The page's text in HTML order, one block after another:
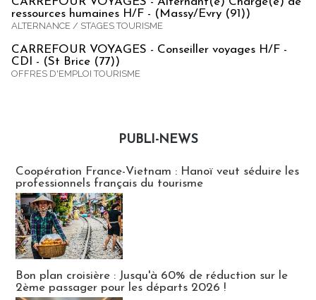
ressources humaines H/F - (Massy/Evry (91))
ALTERNANCE / STAGES TOURISME
CARREFOUR VOYAGES - Conseiller voyages H/F -
CDI - (St Brice (77))
OFFRES D'EMPLOI TOURISME
PUBLI-NEWS
Coopération France-Vietnam : Hanoï veut séduire les
professionnels français du tourisme
Bon plan croisière : Jusqu'à 60% de réduction sur le
2ème passager pour les départs 2026 !